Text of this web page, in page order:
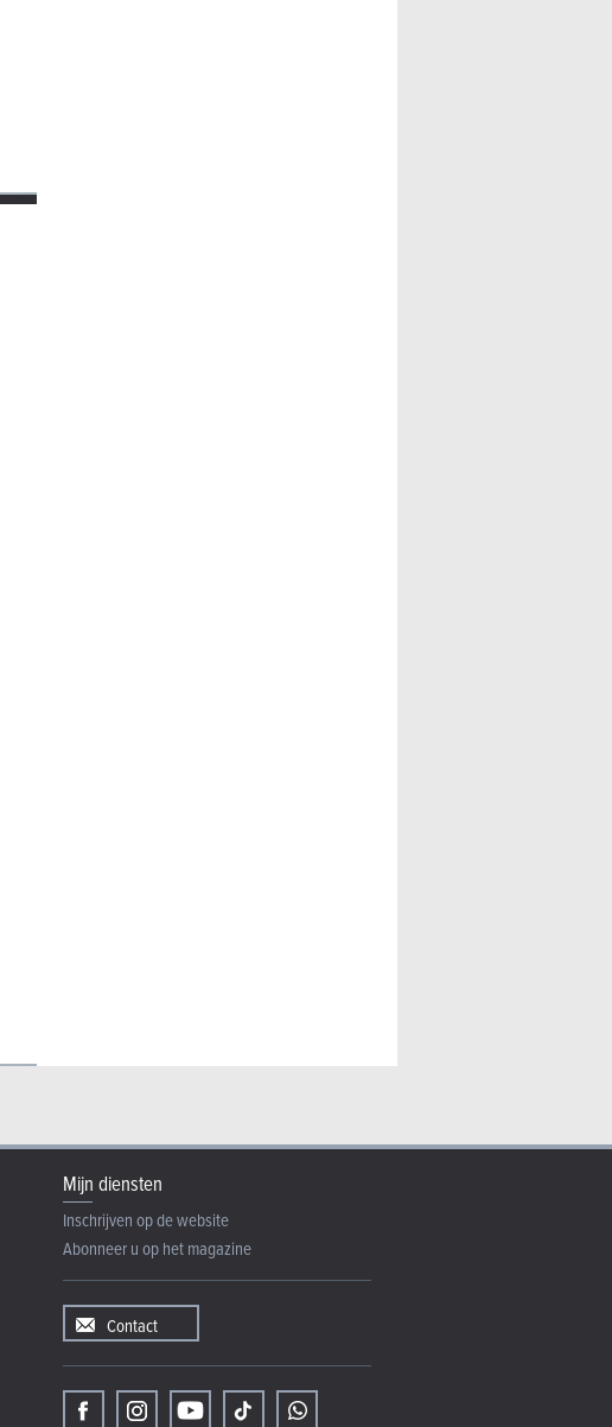
Mijn diensten
Inschrijven op de website
Abonneer u op het magazine
Contact